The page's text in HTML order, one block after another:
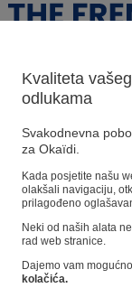
Naši prijedlozi
Predloženi
Pogledajte sve
Dućan
Kvaliteta
odlukama
Svakodnevna
za Okaïdi.
Kada posjetite našu
olakšali navigaciju,
prilagođeno
Neki od naših alata
rad web stranice.
Dajemo vam
kolačića.